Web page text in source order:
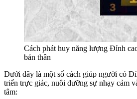
Cách phát huy năng lượng Đỉnh
bản thân
Dưới đây là một số cách giúp người có
triển trực giác, nuôi dưỡng sự nhạy cảm
tâm: